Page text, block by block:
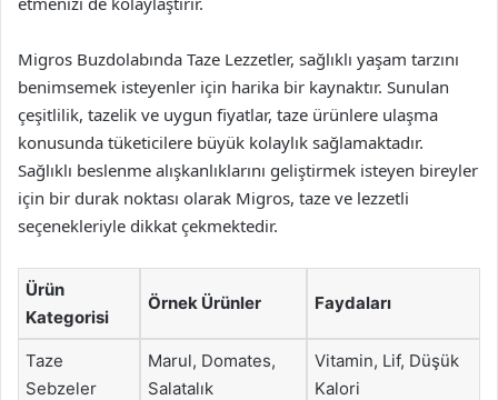
Migros Buzdolabında Taze Lezzetler, sağlıklı yaşam tarzını
benimsemek isteyenler için harika bir kaynaktır. Sunulan
çeşitlilik, tazelik ve uygun fiyatlar, taze ürünlere ulaşma
konusunda tüketicilere büyük kolaylık sağlamaktadır.
Sağlıklı beslenme alışkanlıklarını geliştirmek isteyen bireyler
için bir durak noktası olarak Migros, taze ve lezzetli
seçenekleriyle dikkat çekmektedir.
Ürün
Kategorisi
Örnek Ürünler Faydaları
Taze
Sebzeler
Marul, Domates,
Salatalık
Vitamin, Lif, Düşük
Kalori